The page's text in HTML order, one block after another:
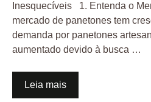
Inesquecíveis 1. Entenda o
mercado de panetones tem
demanda por panetones
aumentado devido à busca …
Leia mais